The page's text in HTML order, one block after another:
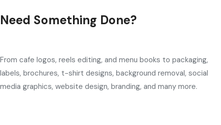
Need Something Done?
From cafe logos, reels editing, and menu books to packaging,
labels, brochures, t-shirt designs, background removal, social
media graphics, website design, branding, and many more.